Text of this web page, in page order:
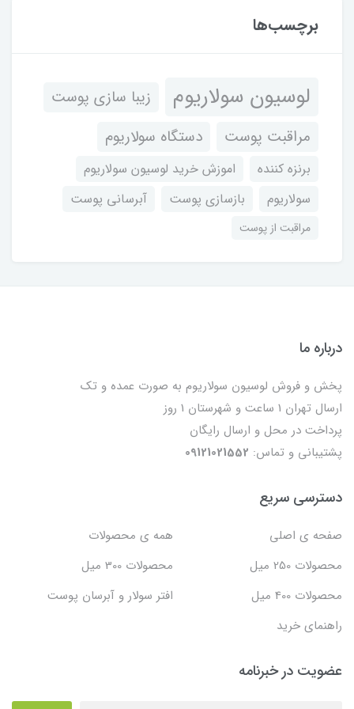
برچسب‌ها
لوسیون سولاریوم
زیبا سازی پوست
مراقبت پوست
دستگاه سولاریوم
برنزه کننده
اموزش خرید لوسیون سولاریوم
سولاریوم
بازسازی پوست آبرسانی پوست
مراقبت از پوست
درباره ما
پخش و فروش لوسیون سولاریوم به صورت عمده و تک
ارسال تهران 1 ساعت و شهرستان 1 روز
پرداخت در محل و ارسال رایگان
پشتیبانی و تماس: 09121021552
دسترسی سریع
صفحه ی اصلی
همه ی محصولات
محصولات 250 میل
محصولات 300 میل
محصولات 400 میل
افتر سولار و آبرسان پوست
راهنمای خرید
عضویت در خبرنامه